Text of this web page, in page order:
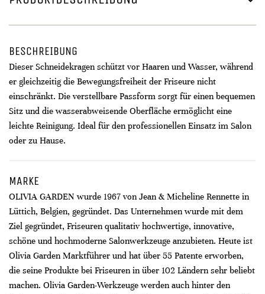
BESCHREIBUNG
Dieser Schneidekragen schützt vor Haaren und Wasser, während
er gleichzeitig die Bewegungsfreiheit der Friseure nicht
einschränkt. Die verstellbare Passform sorgt für einen bequemen
Sitz und die wasserabweisende Oberfläche ermöglicht eine
leichte Reinigung. Ideal für den professionellen Einsatz im Salon
oder zu Hause.
MARKE
OLIVIA GARDEN wurde 1967 von Jean & Micheline Rennette in
Lüttich, Belgien, gegründet. Das Unternehmen wurde mit dem
Ziel gegründet, Friseuren qualitativ hochwertige, innovative,
schöne und hochmoderne Salonwerkzeuge anzubieten. Heute ist
Olivia Garden Marktführer und hat über 55 Patente erworben,
die seine Produkte bei Friseuren in über 102 Ländern sehr beliebt
machen. Olivia Garden-Werkzeuge werden auch hinter den